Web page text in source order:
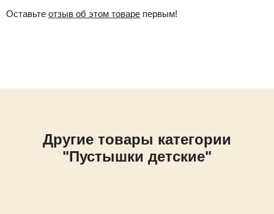
Оставьте отзыв об этом товаре первым!
Другие товары категории
"Пустышки детские"